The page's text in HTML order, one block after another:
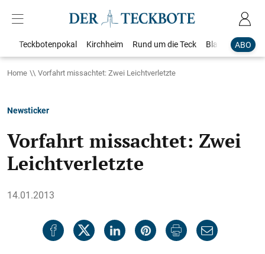
ABO
Teckbotenpokal Kirchheim Rund um die Teck Blaulicht
Home Vorfahrt missachtet: Zwei Leichtverletzte
Newsticker
Vorfahrt missachtet: Zwei
Leichtverletzte
14.01.2013